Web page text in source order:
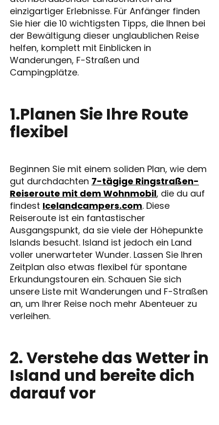
einzigartiger Erlebnisse. Für Anfänger finden
Sie hier die 10 wichtigsten Tipps, die Ihnen bei
der Bewältigung dieser unglaublichen Reise
helfen, komplett mit Einblicken in
Wanderungen, F-Straßen und
Campingplätze.
1.Planen Sie Ihre Route
flexibel
Beginnen Sie mit einem soliden Plan, wie dem
gut durchdachten 7-tägige Ringstraßen-
Reiseroute mit dem Wohnmobil, die du auf
findest Icelandcampers.com. Diese
Reiseroute ist ein fantastischer
Ausgangspunkt, da sie viele der Höhepunkte
Islands besucht. Island ist jedoch ein Land
voller unerwarteter Wunder. Lassen Sie Ihren
Zeitplan also etwas flexibel für spontane
Erkundungstouren ein. Schauen Sie sich
unsere Liste mit Wanderungen und F-Straßen
an, um Ihrer Reise noch mehr Abenteuer zu
verleihen.
2. Verstehe das Wetter in
Island und bereite dich
darauf vor